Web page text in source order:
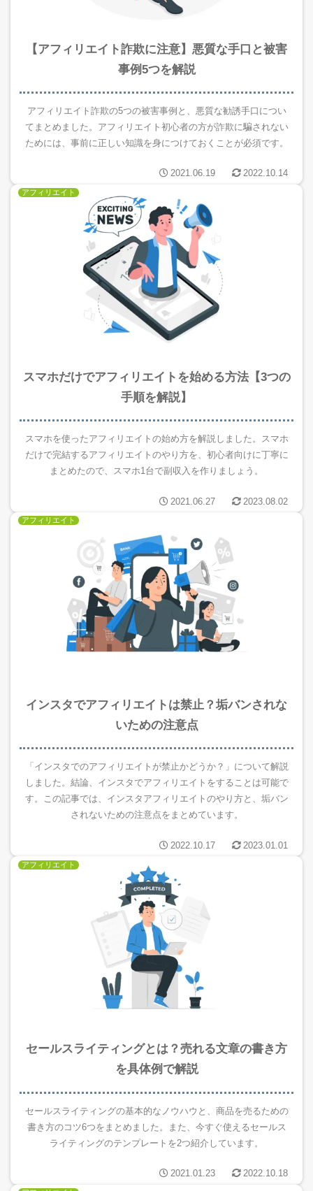
【アフィリエイト詐欺に注意】悪質な手口と被害
事例5つを解説
アフィリエイト詐欺の5つの被害事例と、悪質な勧誘手口につい
てまとめました。アフィリエイト初心者の方が詐欺に騙されない
ためには、事前に正しい知識を身につけておくことが必須です。
2021.06.19 2022.10.14
アフィリエイト
スマホだけでアフィリエイトを始める方法【3つの
手順を解説】
スマホを使ったアフィリエイトの始め方を解説しました。スマホ
だけで完結するアフィリエイトのやり方を、初心者向けに丁寧に
まとめたので、スマホ1台で副収入を作りましょう。
2021.06.27 2023.08.02
アフィリエイト
インスタでアフィリエイトは禁止？垢バンされな
いための注意点
「インスタでのアフィリエイトが禁止かどうか？」について解説
しました。結論、インスタでアフィリエイトをすることは可能で
す。この記事では、インスタアフィリエイトのやり方と、垢バン
されないための注意点をまとめています。
2022.10.17 2023.01.01
アフィリエイト
セールスライティングとは？売れる文章の書き方
を具体例で解説
セールスライティングの基本的なノウハウと、商品を売るための
書き方のコツ6つをまとめました。また、今すぐ使えるセールス
ライティングのテンプレートを2つ紹介しています。
2021.01.23 2022.10.18